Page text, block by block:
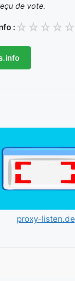
de vote.
: ☆ ☆ ☆ ☆ ☆
proxy-listen.de